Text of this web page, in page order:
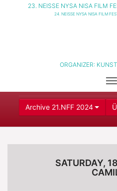
23. NEISSE NYSA NISA FILM
24. NEISSE NYSA NISA FILM
ORGANIZER:
Archive 21.NFF 2024
SATURDAY,